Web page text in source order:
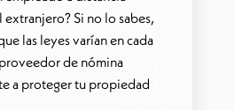
Si no lo sabes,
las leyes varían en cada
de nómina
a proteger tu propiedad